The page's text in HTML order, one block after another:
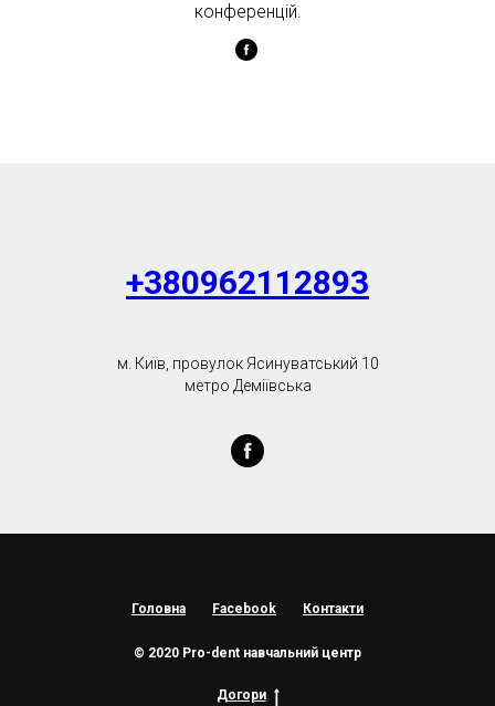
конференцій.
+380962112893
м. Київ, провулок Ясинуватський 10
метро Деміївська
Головна Facebook Контакти
© 2020 Pro-dent навчальний центр
Догори